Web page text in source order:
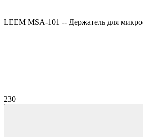
LEEM MSA-101 -- Держатель для
230